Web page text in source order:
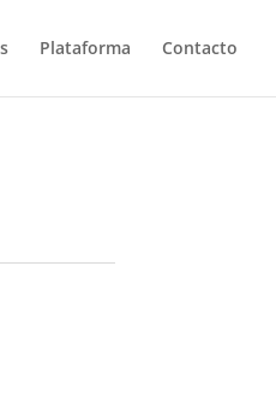
Plataforma Contacto